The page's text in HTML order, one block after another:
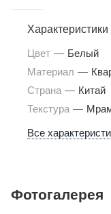
Характеристики
Цвет — Белый
Материал —
Страна — Китай
Текстура —
Все
Фотогалерея